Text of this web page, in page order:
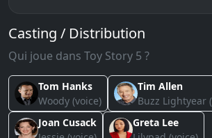
Casting / Distribution
Qui joue dans Toy Story 5 ?
Tom Hanks
Woody (voice)
Tim Allen
Buzz Lightyear
Joan Cusack
Greta Lee